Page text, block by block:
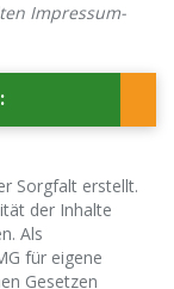
Impressum-
Sorgfalt erstellt.
der Inhalte
Als
für eigene
Gesetzen